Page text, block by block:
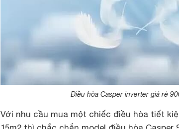
Điều hòa Casper inverter giá rẻ
Với nhu cầu mua một chiếc điều hòa tiết